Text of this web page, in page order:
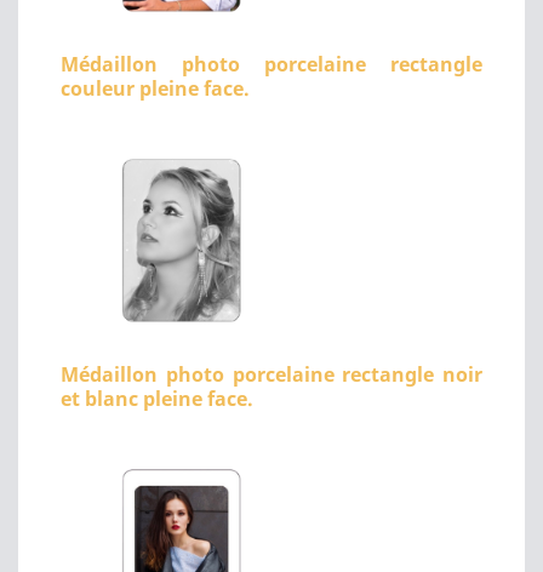
Médaillon photo porcelaine rectangle
couleur pleine face.
Médaillon photo porcelaine rectangle noir
et blanc pleine face.